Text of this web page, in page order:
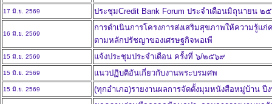
17 มิ.ย. 2569 ประชุมCredit Bank Forum ประจำเดือนมิถุนายน ๒
16 มิ.ย. 2569
การดำเนินการโครงการส่งเสริมสุขภาพให้ความรู้แ
ตามหลักปรัชญาของเศรษฐกิจพอเพี
15 มิ.ย. 2569 แจ้งประชุมประจำเดือน ครั้งที่ ๖/๒๕๖๙
15 มิ.ย. 2569 แนวปฏิบติอันเกี่ยวกับงานพระบรมศพ
15 มิ.ย. 2569 (ทุกอำเภอ)รายงานผลการจัดตั้งมุมหนังสือหมู่บ้าน ปี